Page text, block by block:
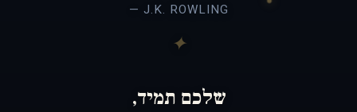
— J.K. ROWLING
שלכם תמיד,